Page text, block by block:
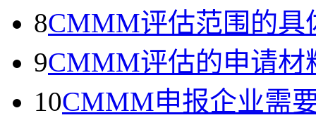
8CMMM评估范围的具
9CMMM评估的申请材
10CMMM申报企业需